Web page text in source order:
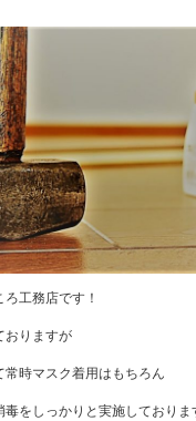
工務店です！
おりますが
時マスク着用はもちろん
をしっかりと実施しておりま